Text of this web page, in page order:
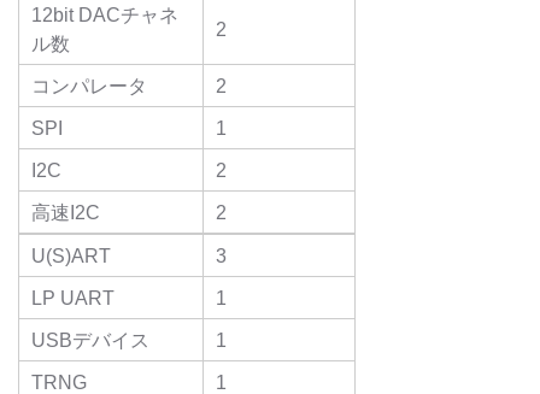
12bit DACチャネ
ル数
2
コンパレータ
2
SPI
1
I2C
2
高速I2C
2
U(S)ART
3
LP UART
1
USBデバイス
1
TRNG
1